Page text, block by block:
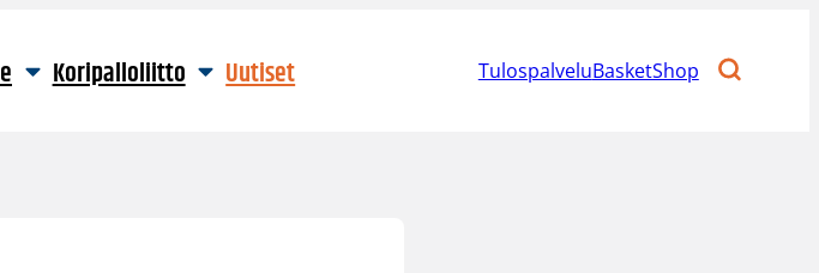
Koripalloliitto Uutiset TulospalveluBasketShop